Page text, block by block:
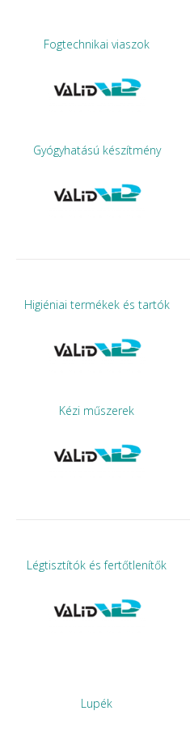
Fogtechnikai viaszok
Gyógyhatású készítmény
Higiéniai termékek és tartók
Kézi műszerek
Légtisztítók és fertőtlenítők
Lupék